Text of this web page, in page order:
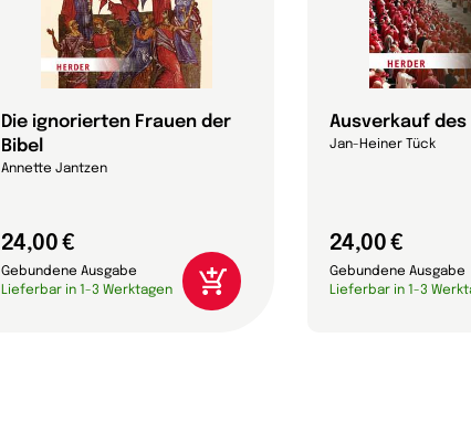
Die ignorierten Frauen der
Bibel
Annette Jantzen
24,00 €
Gebundene Ausgabe
Lieferbar in 1-3 Werktagen
Ausverkauf des
Jan-Heiner Tück
24,00 €
Gebundene Ausgabe
Lieferbar in 1-3